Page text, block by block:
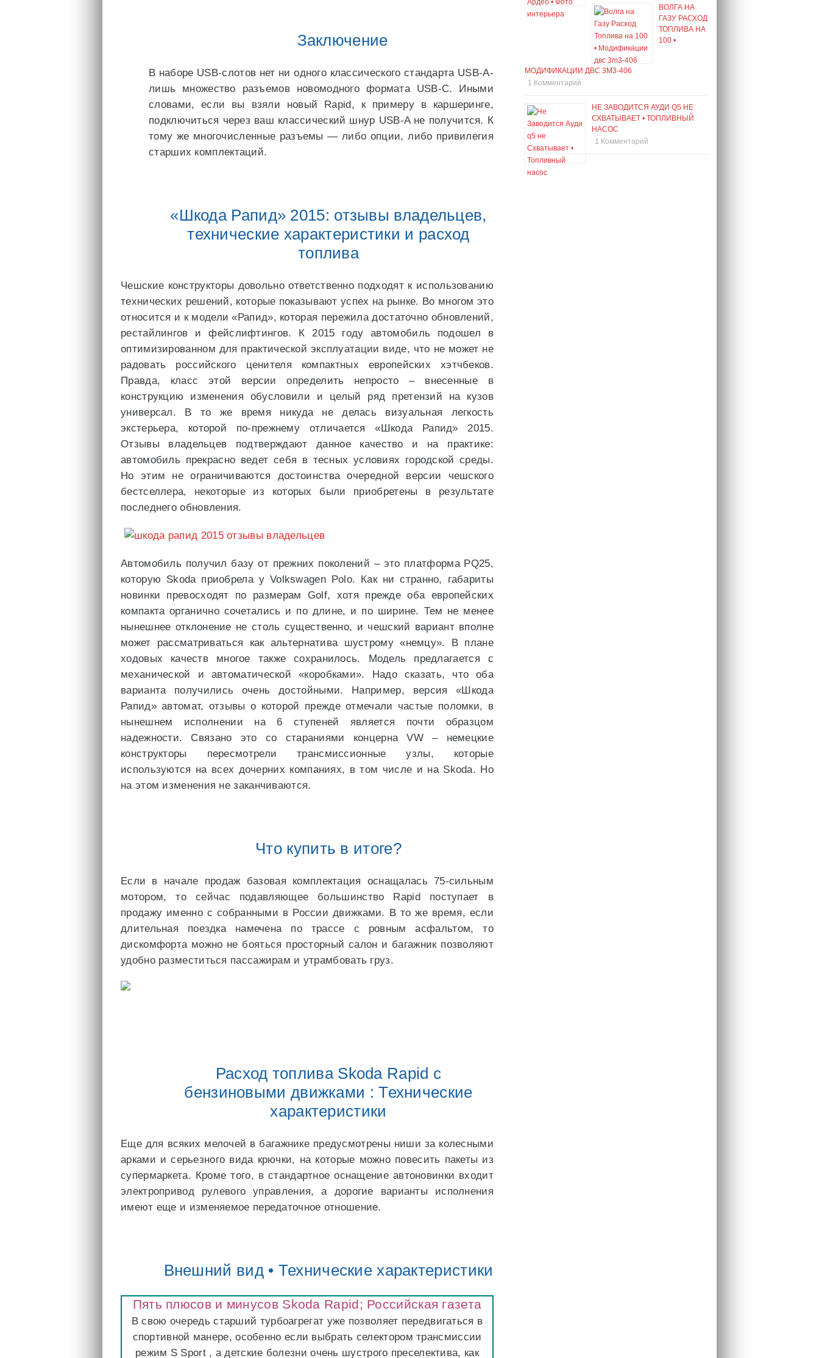
Заключение
В наборе USB-слотов нет ни одного классического стандарта USB-А-
лишь множество разъемов новомодного формата USB-C. Иными
словами, если вы взяли новый Rapid, к примеру в каршеринге,
подключиться через ваш классический шнур USB-A не получится. К
тому же многочисленные разъемы — либо опции, либо привилегия
старших комплектаций.
«Шкода Рапид» 2015: отзывы владельцев,
технические характеристики и расход
топлива
Чешские конструкторы довольно ответственно подходят к использованию
технических решений, которые показывают успех на рынке. Во многом это
относится и к модели «Рапид», которая пережила достаточно обновлений,
рестайлингов и фейслифтингов. К 2015 году автомобиль подошел в
оптимизированном для практической эксплуатации виде, что не может не
радовать российского ценителя компактных европейских хэтчбеков.
Правда, класс этой версии определить непросто – внесенные в
конструкцию изменения обусловили и целый ряд претензий на кузов
универсал. В то же время никуда не делась визуальная легкость
экстерьера, которой по-прежнему отличается «Шкода Рапид» 2015.
Отзывы владельцев подтверждают данное качество и на практике:
автомобиль прекрасно ведет себя в тесных условиях городской среды.
Но этим не ограничиваются достоинства очередной версии чешского
бестселлера, некоторые из которых были приобретены в результате
последнего обновления.
Автомобиль получил базу от прежних поколений – это платформа PQ25,
которую Skoda приобрела у Volkswagen Polo. Как ни странно, габариты
новинки превосходят по размерам Golf, хотя прежде оба европейских
компакта органично сочетались и по длине, и по ширине. Тем не менее
нынешнее отклонение не столь существенно, и чешский вариант вполне
может рассматриваться как альтернатива шустрому «немцу». В плане
ходовых качеств многое также сохранилось. Модель предлагается с
механической и автоматической «коробками». Надо сказать, что оба
варианта получились очень достойными. Например, версия «Шкода
Рапид» автомат, отзывы о которой прежде отмечали частые поломки, в
нынешнем исполнении на 6 ступеней является почти образцом
надежности. Связано это со стараниями концерна VW – немецкие
конструкторы пересмотрели трансмиссионные узлы, которые
используются на всех дочерних компаниях, в том числе и на Skoda. Но
на этом изменения не заканчиваются.
Что купить в итоге?
Если в начале продаж базовая комплектация оснащалась 75-сильным
мотором, то сейчас подавляющее большинство Rapid поступает в
продажу именно с собранными в России движками. В то же время, если
длительная поездка намечена по трассе с ровным асфальтом, то
дискомфорта можно не бояться просторный салон и багажник позволяют
удобно разместиться пассажирам и утрамбовать груз.
Расход топлива Skoda Rapid с
бензиновыми движками : Технические
характеристики
Еще для всяких мелочей в багажнике предусмотрены ниши за колесными
арками и серьезного вида крючки, на которые можно повесить пакеты из
супермаркета. Кроме того, в стандартное оснащение автоновинки входит
электропривод рулевого управления, а дорогие варианты исполнения
имеют еще и изменяемое передаточное отношение.
Внешний вид • Технические характеристики
Пять плюсов и минусов Skoda Rapid; Российская газета
В свою очередь старший турбоагрегат уже позволяет передвигаться в
спортивной манере, особенно если выбрать селектором трансмиссии
режим S Sport , а детские болезни очень шустрого преселектива, как
ВОЛГА НА
ГАЗУ РАСХОД
ТОПЛИВА НА
100 •
МОДИФИКАЦИИ ДВС 3M3-406
1 Комментарий
НЕ ЗАВОДИТСЯ АУДИ Q5 НЕ
СХВАТЫВАЕТ • ТОПЛИВНЫЙ
НАСОС
1 Комментарий